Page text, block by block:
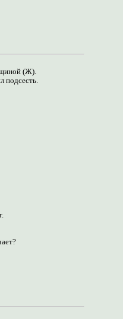
(Ж).
подсесть.